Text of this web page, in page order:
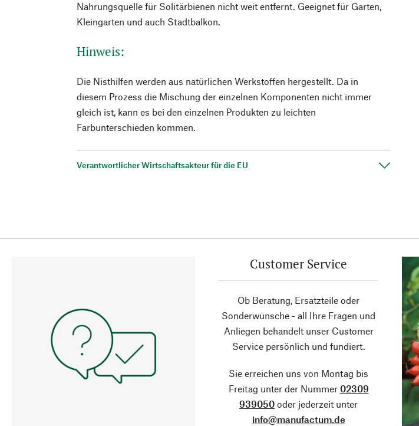
Nahrungsquelle für Solitärbienen nicht weit entfernt. Geeignet für Garten,
Kleingarten und auch Stadtbalkon.
Hinweis:
Die Nisthilfen werden aus natürlichen Werkstoffen hergestellt. Da in
diesem Prozess die Mischung der einzelnen Komponenten nicht immer
gleich ist, kann es bei den einzelnen Produkten zu leichten
Farbunterschieden kommen.
Verantwortlicher Wirtschaftsakteur für die EU
Customer Service
Ob Beratung, Ersatzteile oder
Sonderwünsche - all Ihre Fragen und
Anliegen behandelt unser Customer
Service persönlich und fundiert.
Sie erreichen uns von Montag bis
Freitag unter der Nummer 02309
939050 oder jederzeit unter
info@manufactum.de